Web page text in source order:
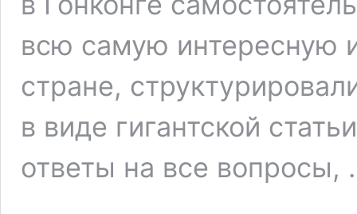
всю самую интересную
стране,
в виде гигантской
ответы на все